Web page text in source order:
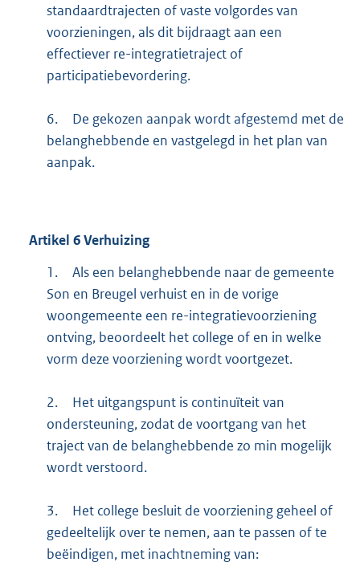
standaardtrajecten of vaste volgordes van
voorzieningen, als dit bijdraagt aan een
effectiever re-integratietraject of
participatiebevordering.
6.
De gekozen aanpak wordt afgestemd met de
belanghebbende en vastgelegd in het plan van
aanpak.
Artikel 6Verhuizing
1.
Als een belanghebbende naar de gemeente
Son en Breugel verhuist en in de vorige
woongemeente een re-integratievoorziening
ontving, beoordeelt het college of en in welke
vorm deze voorziening wordt voortgezet.
2.
Het uitgangspunt is continuïteit van
ondersteuning, zodat de voortgang van het
traject van de belanghebbende zo min mogelijk
wordt verstoord.
3.
Het college besluit de voorziening geheel of
gedeeltelijk over te nemen, aan te passen of te
beëindigen, met inachtneming van: